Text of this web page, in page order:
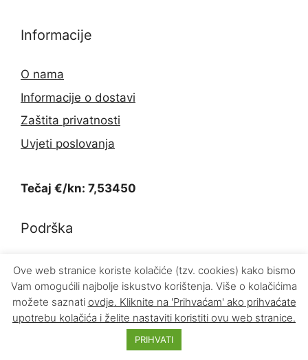
Informacije
O nama
Informacije o dostavi
Zaštita privatnosti
Uvjeti poslovanja
Tečaj €/kn: 7,53450
Podrška
Kontakt
Povrat proizvoda
© 2026 INFOKOM d.o.o.
Ove web stranice koriste kolačiće (tzv. cookies) kako bismo
Vam omogućili najbolje iskustvo korištenja. Više o kolačićima
možete saznati ovdje. Kliknite na 'Prihvaćam' ako prihvaćate
upotrebu kolačića i želite nastaviti koristiti ovu web stranice.
PRIHVATI